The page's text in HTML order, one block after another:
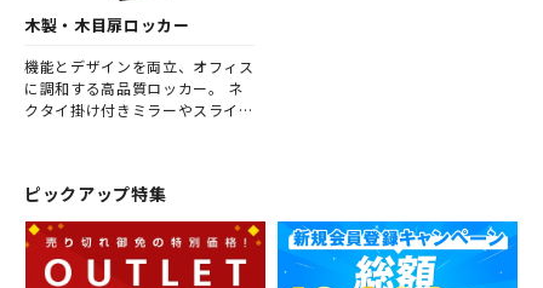
木製・木目扉ロッカー
機能とデザインを両立、オフィス
に調和する高品質ロッカー。 ネ
クタイ掛け付きミラーやスライド
スペース設計と鍵付きでセキュリ
ティも確保した法人向けロッカ
ー。
ピックアップ特集